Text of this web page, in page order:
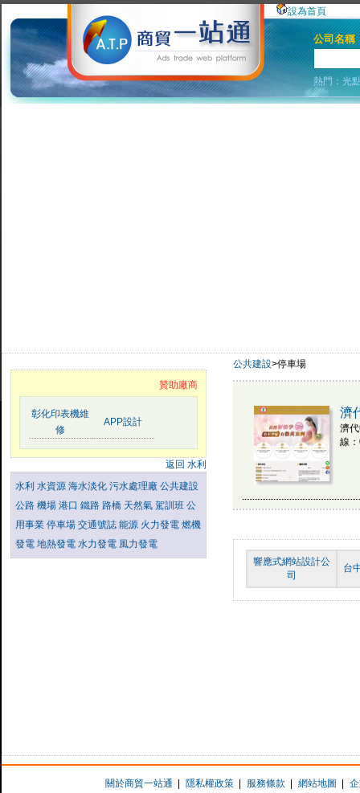
設為首頁
公司名稱
熱門：光
贊助廠商
彰化印表機維
修
APP設計
返回 水利
水利 水資源 海水淡化 污水處理廠 公共建設
公路 機場 港口 鐵路 路橋 天然氣 駕訓班 公
用事業 停車場 交通號誌 能源 火力發電 燃機
發電 地熱發電 水力發電 風力發電
公共建設>停車場
濟
濟
線
響應式網站設計公
司
台
關於商貿一站通 隱私權政策 服務條款 網站地圖